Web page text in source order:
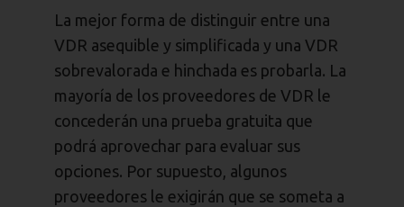
La mejor forma de distinguir entre una
VDR asequible y simplificada y una VDR
sobrevalorada e hinchada es probarla. La
mayoría de los proveedores de VDR le
concederán una prueba gratuita que
podrá aprovechar para evaluar sus
opciones. Por supuesto, algunos
proveedores le exigirán que se someta a